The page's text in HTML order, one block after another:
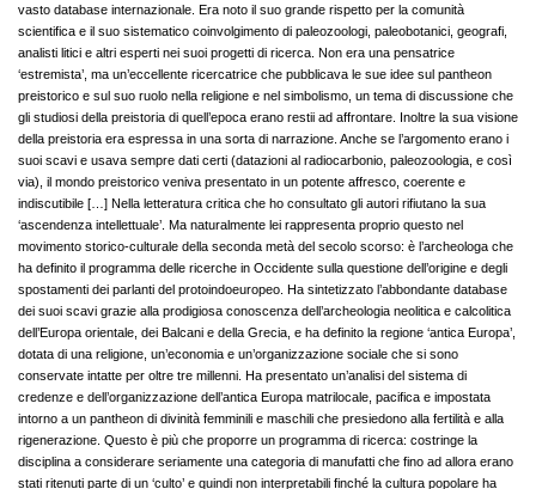
vasto database internazionale. Era noto il suo grande rispetto per la comunità
scientifica e il suo sistematico coinvolgimento di paleozoologi, paleobotanici, geografi,
analisti litici e altri esperti nei suoi progetti di ricerca. Non era una pensatrice
‘estremista’, ma un’eccellente ricercatrice che pubblicava le sue idee sul pantheon
preistorico e sul suo ruolo nella religione e nel simbolismo, un tema di discussione che
gli studiosi della preistoria di quell’epoca erano restii ad affrontare. Inoltre la sua visione
della preistoria era espressa in una sorta di narrazione. Anche se l’argomento erano i
suoi scavi e usava sempre dati certi (datazioni al radiocarbonio, paleozoologia, e così
via), il mondo preistorico veniva presentato in un potente affresco, coerente e
indiscutibile […] Nella letteratura critica che ho consultato gli autori rifiutano la sua
‘ascendenza intellettuale’. Ma naturalmente lei rappresenta proprio questo nel
movimento storico-culturale della seconda metà del secolo scorso: è l’archeologa che
ha definito il programma delle ricerche in Occidente sulla questione dell’origine e degli
spostamenti dei parlanti del protoindoeuropeo. Ha sintetizzato l’abbondante database
dei suoi scavi grazie alla prodigiosa conoscenza dell’archeologia neolitica e calcolitica
dell’Europa orientale, dei Balcani e della Grecia, e ha definito la regione ‘antica Europa’,
dotata di una religione, un’economia e un’organizzazione sociale che si sono
conservate intatte per oltre tre millenni. Ha presentato un’analisi del sistema di
credenze e dell’organizzazione dell’antica Europa matrilocale, pacifica e impostata
intorno a un pantheon di divinità femminili e maschili che presiedono alla fertilità e alla
rigenerazione. Questo è più che proporre un programma di ricerca: costringe la
disciplina a considerare seriamente una categoria di manufatti che fino ad allora erano
stati ritenuti parte di un ‘culto’ e quindi non interpretabili finché la cultura popolare ha